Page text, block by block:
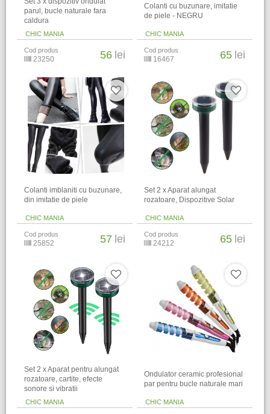
parul, bucle naturale fara
caldura
CHIC MANIA
Cod produs
23250 56 lei
Colanti cu buzunare, imitatie
de piele - NEGRU
CHIC MANIA
Cod produs
16467 65 lei
Colanti imblaniti cu buzunare,
din imitatie de piele
CHIC MANIA
Cod produs
25852 57 lei
Set 2 x Aparat alungat
rozatoare, Dispozitive Solar
CHIC MANIA
Cod produs
24212 65 lei
Set 2 x Aparat pentru alungat
rozatoare, cartite, efecte
sonore si vibratii
CHIC MANIA
Ondulator ceramic profesional
par pentru bucle naturale mari
CHIC MANIA